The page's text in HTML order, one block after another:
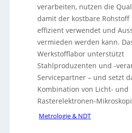
verarbeiten, nutzen die
damit der kostbare Rohstoff
effizient verwendet und
vermieden werden kann.
Werkstofflabor unterstützt
Stahlproduzenten und -
Servicepartner – und setzt
Kombination von Licht- und
Rasterelektronen-
Metrologie & NDT